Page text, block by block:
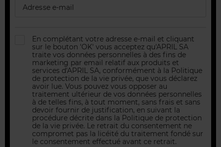
Inscrivez-vous à notre newsletter pour
actus et évènements.
En complétant votre adresse e-mail et cliquant
sur le bouton 'OK' vous acceptez qu'APRIL SA
traite vos données personnelles à des fins de
marketing par email relatif aux produits et
services d'APRIL SA, conformément à la Politique
de protection de la vie privée, que vous déclarez
avoir lue. Vous pouvez vous opposer au
traitement ultérieur de vos données personnelles
à de telles fins, à tout moment, sans frais et sans
devoir fournir de justification, en suivant la
procédure décrite dans la Politique de protection
de la vie privée. Le retrait du consentement ne
compromet pas la licéité du traitement fondé sur
le consentement effectué avant ce retrait.